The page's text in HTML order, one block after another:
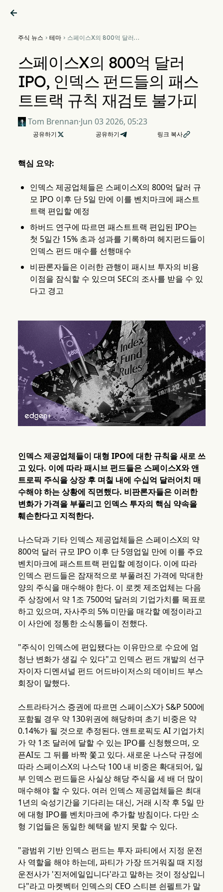

주식 뉴스  테마 스페이스X의 800억 달러
스페이스X의 800억 달러
IPO, 인덱스 펀드들의 패스
트트랙 규칙 재검토 불가피
Tom Brennan·Jun 03 2026, 05:23
공유하기  공유하기 링크 복사
핵심 요약:
인덱스 제공업체들은 스페이스X의 800억 달러 규
모 IPO 이후 단 5일 만에 이를 벤치마크에 패스트
트랙 편입할 예정
하버드 연구에 따르면 패스트트랙 편입된 IPO는
첫 5일간 15% 초과 성과를 기록하며 헤지펀드들이
인덱스 펀드 매수를 선행매수
비판론자들은 이러한 관행이 패시브 투자의 비용
이점을 잠식할 수 있으며 SEC의 조사를 받을 수 있
다고 경고
인덱스 제공업체들이 대형 IPO에 대한 규칙을 새로 쓰
고 있다. 이에 따라 패시브 펀드들은 스페이스X와 앤
트로픽 주식을 상장 후 며칠 내에 수십억 달러어치 매
수해야 하는 상황에 직면했다. 비판론자들은 이러한
변화가 가격을 부풀리고 인덱스 투자의 핵심 약속을
훼손한다고 지적한다.
나스닥과 기타 인덱스 제공업체들은 스페이스X의 약
800억 달러 규모 IPO 이후 단 5영업일 만에 이를 주요
벤치마크에 패스트트랙 편입할 예정이다. 이에 따라
인덱스 펀드들은 잠재적으로 부풀려진 가격에 막대한
양의 주식을 매수해야 한다. 이 로켓 제조업체는 다음
주 상장에서 약 1조 7500억 달러의 기업가치를 목표로
하고 있으며, 자사주의 5% 미만을 매각할 예정이라고
이 사안에 정통한 소식통들이 전했다.
"주식이 인덱스에 편입됐다는 이유만으로 수요에 엄
청난 변화가 생길 수 있다"고 인덱스 펀드 개발의 선구
자이자 디멘셔널 펀드 어드바이저스의 데이비드 부스
회장이 말했다.
스트라타거스 증권에 따르면 스페이스X가 S&P 500에
포함될 경우 약 130위권에 해당하며 초기 비중은 약
0.14%가 될 것으로 추정된다. 앤트로픽도 AI 기업가치
가 약 1조 달러에 달할 수 있는 IPO를 신청했으며, 오
픈AI도 그 뒤를 바짝 쫓고 있다. 새로운 나스닥 규정에
따라 스페이스X의 나스닥 100 내 비중은 확대되어, 일
부 인덱스 펀드들은 사실상 해당 주식을 세 배 더 많이
매수해야 할 수 있다. 여러 인덱스 제공업체들은 최대
1년의 숙성기간을 기다리는 대신, 거래 시작 후 5일 만
에 대형 IPO를 벤치마크에 추가할 방침이다. 다만 소
형 기업들은 동일한 혜택을 받지 못할 수 있다.
"광범위 기반 인덱스 펀드는 투자 파티에서 지정 운전
사 역할을 해야 하는데, 파티가 가장 뜨거워질 때 지정
운전사가 '진저에일입니다'라고 말하는 것이 정상입니
다"라고 마켓벡터 인덱스의 CEO 스티븐 쇤펠트가 말